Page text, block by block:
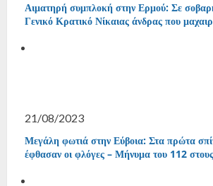
Αιματηρή συμπλοκή στην Ερμού: Σε
Γενικό Κρατικό Νίκαιας άνδρας που
21/08/2023
Μεγάλη φωτιά στην Εύβοια: Στα πρώτα
έφθασαν οι φλόγες – Μήνυμα του 112